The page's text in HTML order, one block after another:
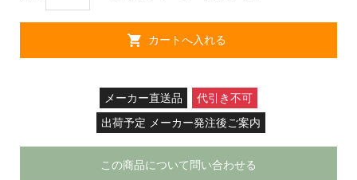
メーカー直送品
代引き不可
出荷予定 メーカー発注後ご案内
この商品について問い合わせる